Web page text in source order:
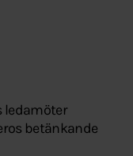
ledamöter
betänkande